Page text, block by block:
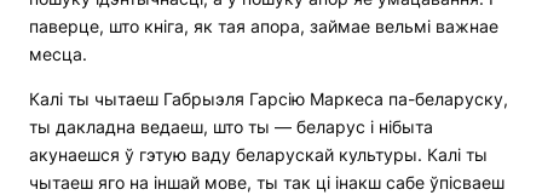
паверце, што кніга, як тая апора, займае вельмі важнае
месца.
Калі ты чытаеш Габрыэля Гарсію Маркеса па-беларуску,
ты дакладна ведаеш, што ты — беларус і нібыта
акунаешся ў гэтую ваду беларускай культуры. Калі ты
чытаеш яго на іншай мове, ты так ці інакш сабе ўпісваеш